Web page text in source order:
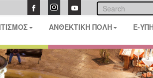
ΑΝΘΕΚΤΙΚΗ ΠΟΛΗ E-